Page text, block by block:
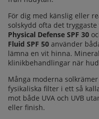
För dig med känslig eller
solskydd ofta det tryggaste
Physical Defense SPF 30
Fluid SPF 50 använder
lämna en vit hinna.
klinikbehandlingar när
Många moderna
fysikaliska filter i ett så
mot både UVA och UVB
eller finish.